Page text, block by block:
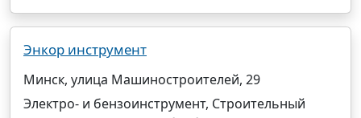
Энкор инструмент
Минск, улица Машиностроителей, 29
Электро- и бензоинструмент, Строительный